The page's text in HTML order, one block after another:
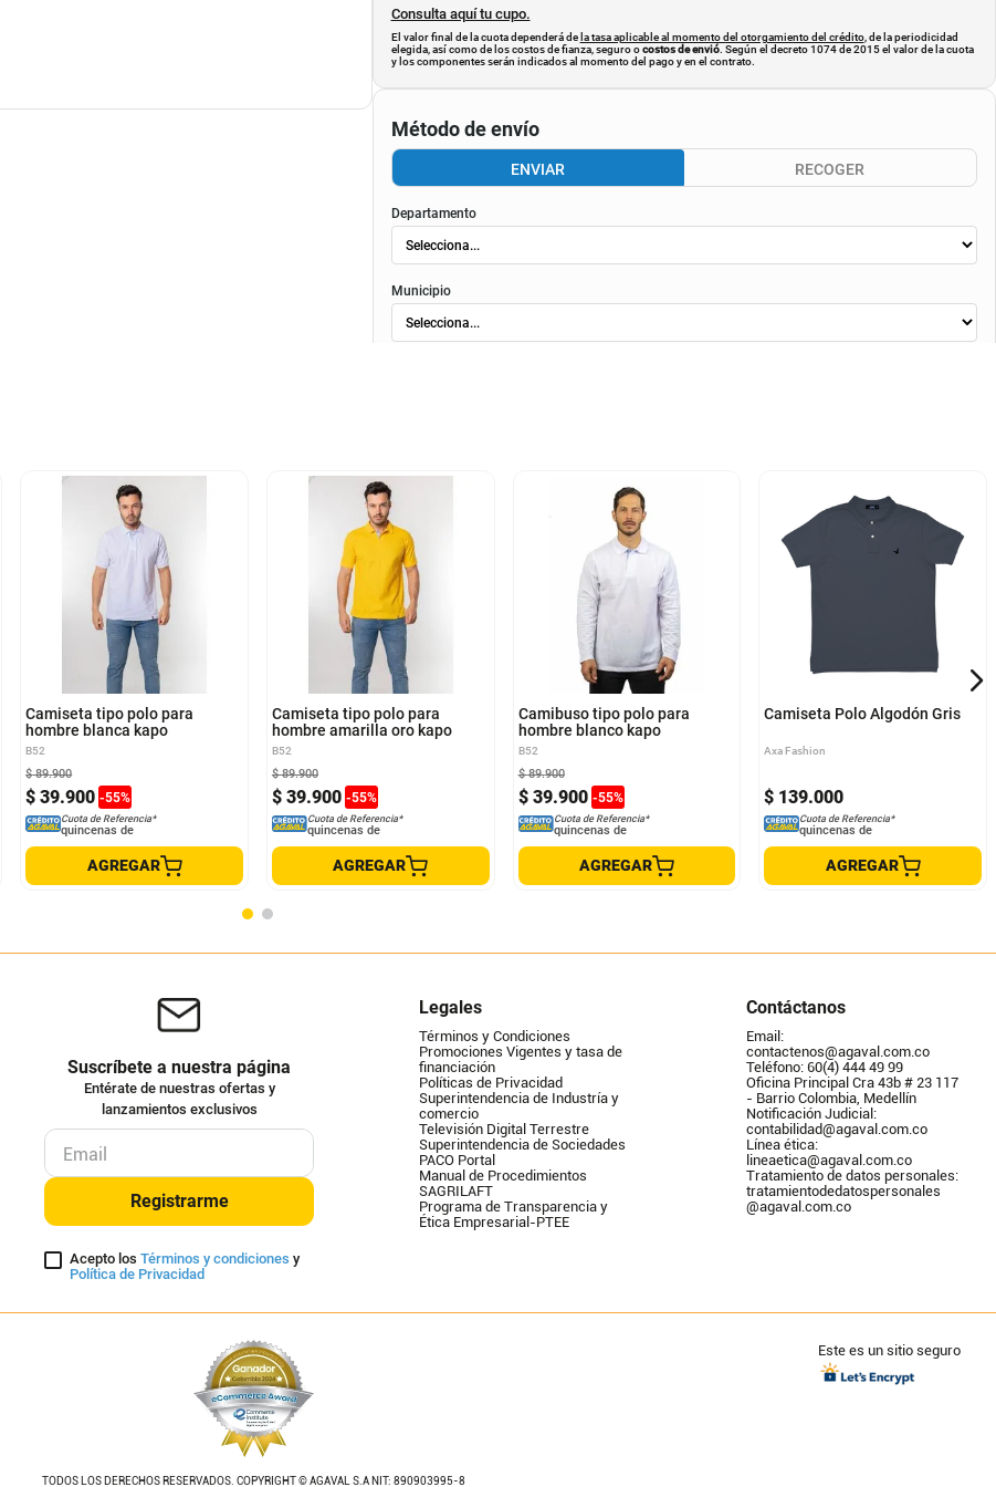
Consulta aquí tu cupo.
El valor final de la cuota dependerá de la tasa aplicable al momento del otorgamiento del crédito, de la periodicidad
elegida, así como de los costos de fianza, seguro ocostos de envió. Según el decreto 1074 de 2015 el valor de la cuota
y los componentes serán indicados al momento del pago y en el contrato.
Método de envío
ENVIAR RECOGER
Departamento
Municipio
L XL
Camiseta tipo polo para
hombre blanca kapo
B52
$ 39.900 -55%
$ 89.900
Cuota de Referencia*
quincenas de
AGREGAR
L XL
Camiseta tipo polo para
hombre amarilla oro kapo
B52
$ 39.900 -55%
$ 89.900
Cuota de Referencia*
quincenas de
AGREGAR
L XL
Camibuso tipo polo para
hombre blanco kapo
B52
$ 39.900 -55%
$ 89.900
Cuota de Referencia*
quincenas de
AGREGAR
M L XL
Camiseta Polo Algodón Gris
Axa Fashion
$ 139.000
Cuota de Referencia*
quincenas de
AGREGAR
Suscríbete a nuestra página
Entérate de nuestras ofertas y
lanzamientos exclusivos
Registrarme
Acepto los Términos y condiciones y
Política de Privacidad
Legales
Términos y Condiciones
Promociones Vigentes y tasa de
financiación
Políticas de Privacidad
Superintendencia de Industría y
comercio
Televisión Digital Terrestre
Superintendencia de Sociedades
PACO Portal
Manual de Procedimientos
SAGRILAFT
Programa de Transparencia y
Ética Empresarial-PTEE
Contáctanos
Email:
contactenos@agaval.com.co
Teléfono: 60(4) 444 49 99
Oficina Principal Cra 43b # 23 117
- Barrio Colombia, Medellín
Notificación Judicial:
contabilidad@agaval.com.co
Línea ética:
lineaetica@agaval.com.co
Tratamiento de datos personales:
tratamientodedatospersonales
@agaval.com.co
TODOS LOS DERECHOS RESERVADOS. COPYRIGHT © AGAVAL S.A NIT: 890903995-8
Este es un sitio seguro